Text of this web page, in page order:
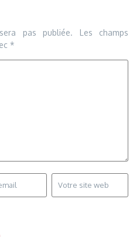
pas publiée.
Les champs
*